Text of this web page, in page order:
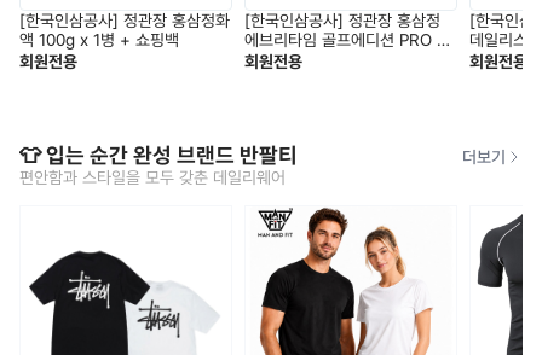
[한국인삼공사] 정관장 홍삼정화
액 100g x 1병 + 쇼핑백
회원전용
[한국인삼공사] 정관장 홍삼정
에브리타임 골프에디션 PRO V1
+ 쇼핑백
회원전용
[한국인삼
데일리스
핑백
회원전용
👕 입는 순간 완성 브랜드 반팔티
편안함과 스타일을 모두 갖춘 데일리웨어
더보기